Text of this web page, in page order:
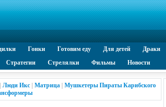
Гонки Готовим еду Для детей Драки
Стратегии Стрелялки Фильмы Новости
Люди Икс Матрица Мушкетеры Пираты Карибского